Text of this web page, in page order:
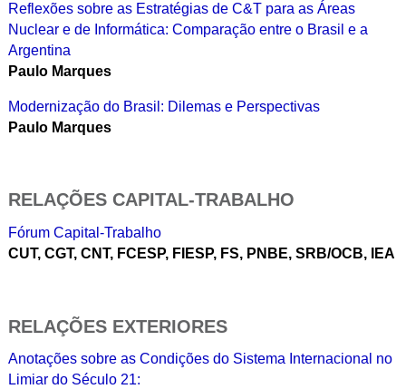
Reflexões sobre as Estratégias de C&T para as Áreas
Nuclear e de Informática: Comparação entre o Brasil e a
Argentina
Paulo Marques
Modernização do Brasil: Dilemas e Perspectivas
Paulo Marques
RELAÇÕES CAPITAL-TRABALHO
Fórum Capital-Trabalho
CUT, CGT, CNT, FCESP, FIESP, FS, PNBE, SRB/OCB, IEA
RELAÇÕES EXTERIORES
Anotações sobre as Condições do Sistema Internacional no
Limiar do Século 21: